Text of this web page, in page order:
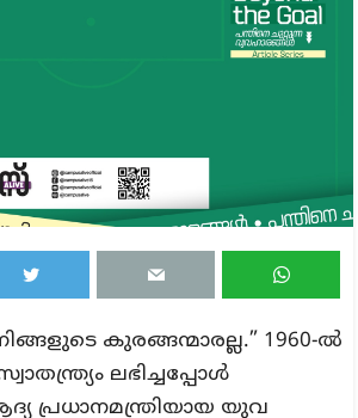
കുരങ്ങന്മാരല്ല.” 1960-ൽ
ലഭിച്ചപ്പോൾ
പ്രധാനമന്ത്രിയായ യുവ